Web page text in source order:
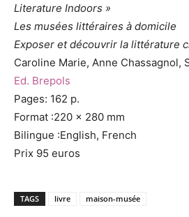
Literature Indoors »
Les musées littéraires à domicile
Exposer et découvrir la littérature
Caroline Marie, Anne Chassagnol,
Ed. Brepols
Pages: 162 p.
Format :220 x 280 mm
Bilingue :English, French
Prix 95 euros
TAGS livre maison-musée